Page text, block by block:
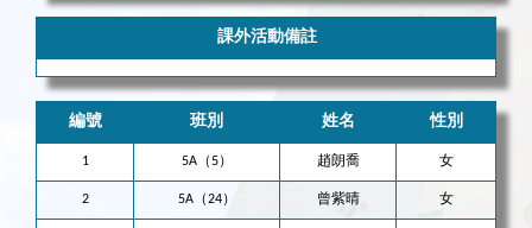
課外活動備註
編號 班別 姓名 性別
1 5A（5） 趙朗喬 女
2 5A（24） 曾紫晴 女